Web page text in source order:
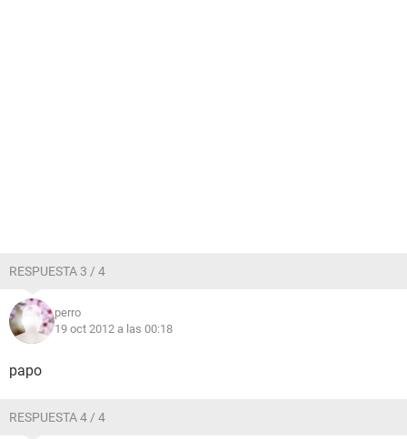
RESPUESTA 3 / 4
perro
19 oct 2012 a las 00:18
papo
RESPUESTA 4 / 4